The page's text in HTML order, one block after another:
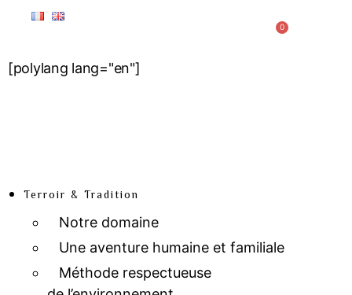
[polylang lang="en"]
0
Terroir & Tradition
Notre domaine
Une aventure humaine et familiale
Méthode respectueuse